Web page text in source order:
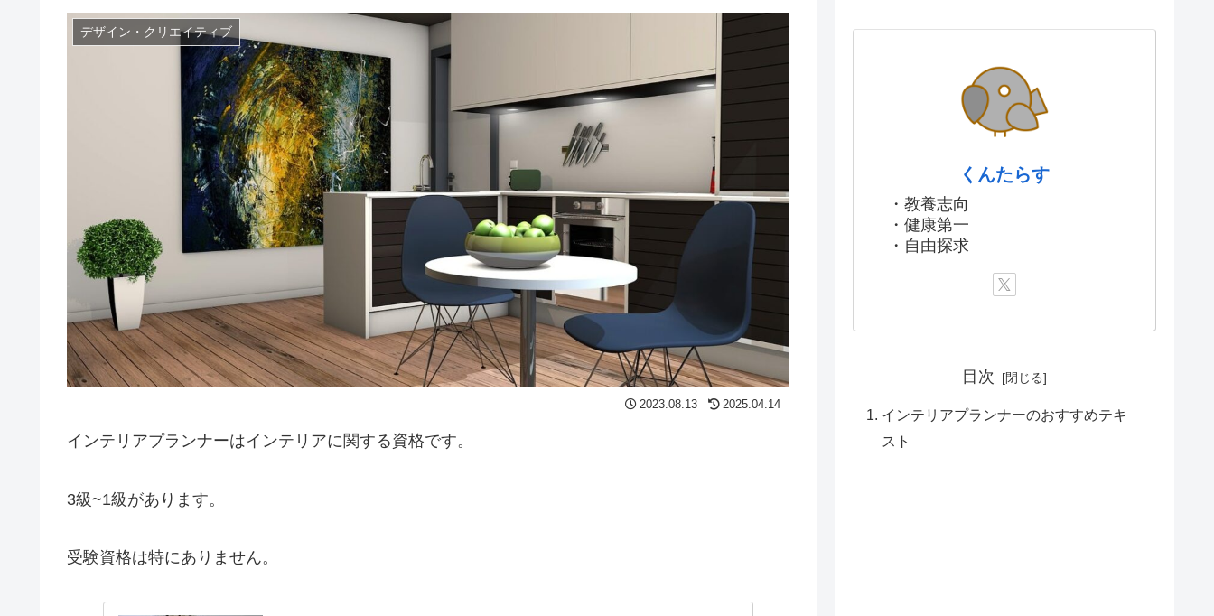
デザイン・クリエイティブ
2023.08.13 2025.04.14
インテリアプランナーはインテリアに関する資格です。
3級~1級があります。
受験資格は特にありません。
くんたらす
・教養志向
・健康第一
・自由探求
目次
インテリアプランナーのおすすめテキ
スト